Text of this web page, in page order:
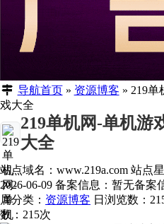
导航首页» 资源博客 » 219单
戏大全
219单机网-单机游
大全
站点域名：www.219a.com 站点星
2026-06-09 备案信息： 暂无备案
属分类： 资源博客 日浏览数：
数：215次